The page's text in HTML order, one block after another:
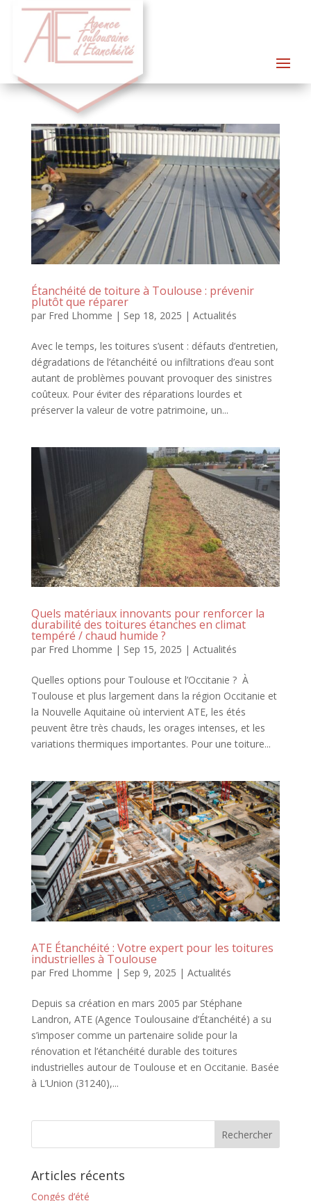
Étanchéité de toiture à Toulouse : prévenir
plutôt que réparer
par Fred Lhomme | Sep 18, 2025 | Actualités
Avec le temps, les toitures s’usent : défauts d’entretien,
dégradations de l’étanchéité ou infiltrations d’eau sont
autant de problèmes pouvant provoquer des sinistres
coûteux. Pour éviter des réparations lourdes et
préserver la valeur de votre patrimoine, un...
Quels matériaux innovants pour renforcer la
durabilité des toitures étanches en climat
tempéré / chaud humide ?
par Fred Lhomme | Sep 15, 2025 | Actualités
Quelles options pour Toulouse et l’Occitanie ? À
Toulouse et plus largement dans la région Occitanie et
la Nouvelle Aquitaine où intervient ATE, les étés
peuvent être très chauds, les orages intenses, et les
variations thermiques importantes. Pour une toiture...
ATE Étanchéité : Votre expert pour les toitures
industrielles à Toulouse
par Fred Lhomme | Sep 9, 2025 | Actualités
Depuis sa création en mars 2005 par Stéphane
Landron, ATE (Agence Toulousaine d’Étanchéité) a su
s’imposer comme un partenaire solide pour la
rénovation et l’étanchéité durable des toitures
industrielles autour de Toulouse et en Occitanie. Basée
à L’Union (31240),...
Articles récents
Congés d’été